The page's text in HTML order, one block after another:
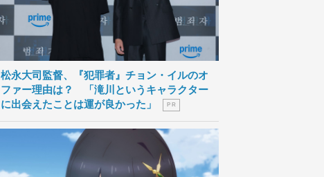
松永大司監督、『犯罪者』チョン・イルのオ
ファー理由は？ 「滝川というキャラクター
に出会えたことは運が良かった」
P R